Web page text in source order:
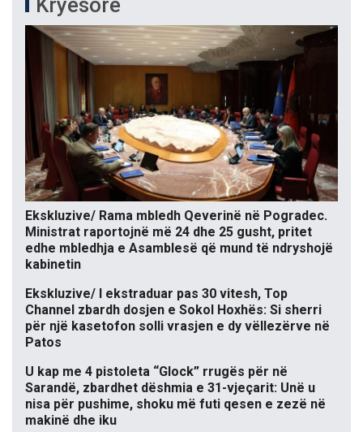
Kryesore
Ekskluzive/ Rama mbledh Qeverinë në Pogradec.
Ministrat raportojnë më 24 dhe 25 gusht, pritet
edhe mbledhja e Asamblesë që mund të ndryshojë
kabinetin
Ekskluzive/ I ekstraduar pas 30 vitesh, Top
Channel zbardh dosjen e Sokol Hoxhës: Si sherri
për një kasetofon solli vrasjen e dy vëllezërve në
Patos
U kap me 4 pistoleta “Glock” rrugës për në
Sarandë, zbardhet dëshmia e 31-vjeçarit: Unë u
nisa për pushime, shoku më futi qesen e zezë në
makinë dhe iku